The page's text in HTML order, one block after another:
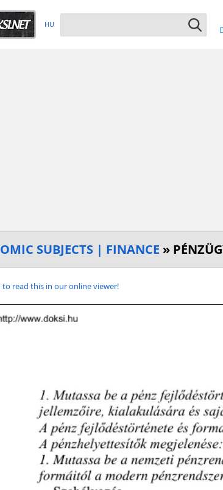
HU
SUBJECTS | FINANCE »
to read this in our online viewer!